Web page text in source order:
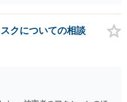
題となる可能性はあります
することは難しく、厳重注意で
クについての相談